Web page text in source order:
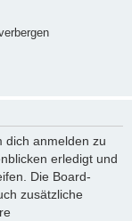
dich anmelden zu
erledigt und
Die Board-
zusätzliche